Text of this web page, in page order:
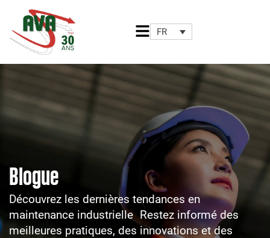
contenu
FR
Blogue
Découvrez les dernières tendances en
maintenance industrielle Restez informé des
meilleures pratiques, des innovations et des